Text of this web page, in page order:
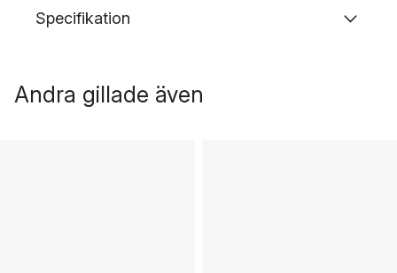
Specifikation
Andra gillade även